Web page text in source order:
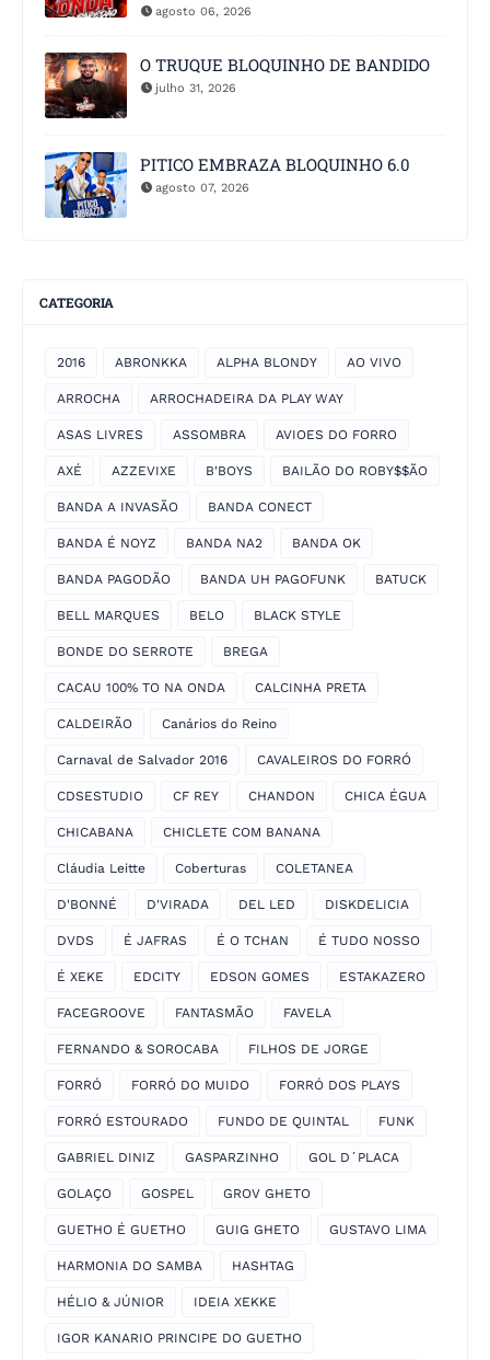
agosto 06, 2026
O TRUQUE BLOQUINHO DE BANDIDO
julho 31, 2026
PITICO EMBRAZA BLOQUINHO 6.0
agosto 07, 2026
CATEGORIA
2016 ABRONKKA ALPHA BLONDY AO VIVO
ARROCHA ARROCHADEIRA DA PLAY WAY
ASAS LIVRES ASSOMBRA AVIOES DO FORRO
AXÉ AZZEVIXE B'BOYS BAILÃO DO ROBY$$ÃO
BANDA A INVASÃO BANDA CONECT
BANDA É NOYZ BANDA NA2 BANDA OK
BANDA PAGODÃO BANDA UH PAGOFUNK BATUCK
BELL MARQUES BELO BLACK STYLE
BONDE DO SERROTE BREGA
CACAU 100% TO NA ONDA CALCINHA PRETA
CALDEIRÃO Canários do Reino
Carnaval de Salvador 2016 CAVALEIROS DO FORRÓ
CDSESTUDIO CF REY CHANDON CHICA ÉGUA
CHICABANA CHICLETE COM BANANA
Cláudia Leitte Coberturas COLETANEA
D'BONNÉ D'VIRADA DEL LED DISKDELICIA
DVDS É JAFRAS É O TCHAN É TUDO NOSSO
É XEKE EDCITY EDSON GOMES ESTAKAZERO
FACEGROOVE FANTASMÃO FAVELA
FERNANDO & SOROCABA FILHOS DE JORGE
FORRÓ FORRÓ DO MUIDO FORRÓ DOS PLAYS
FORRÓ ESTOURADO FUNDO DE QUINTAL FUNK
GABRIEL DINIZ GASPARZINHO GOL D´PLACA
GOLAÇO GOSPEL GROV GHETO
GUETHO É GUETHO GUIG GHETO GUSTAVO LIMA
HARMONIA DO SAMBA HASHTAG
HÉLIO & JÚNIOR IDEIA XEKKE
IGOR KANARIO PRINCIPE DO GUETHO